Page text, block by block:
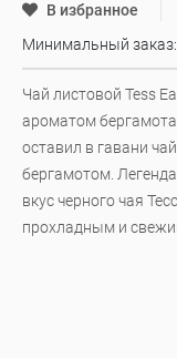
В избранное
Минимальный заказ:
Чай листовой Tess
ароматом
оставил в гавани
бергамотом.
вкус черного чая
прохладным и